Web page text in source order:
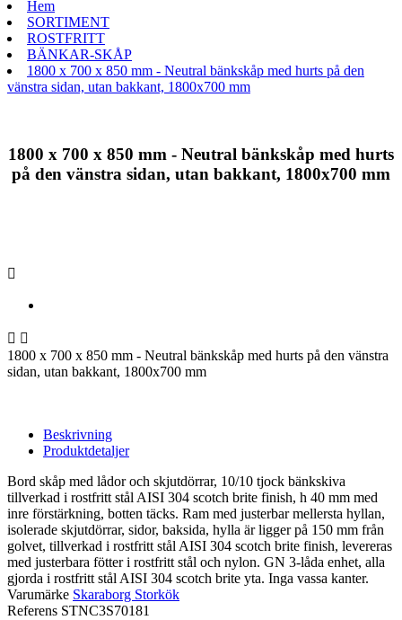
Hem
SORTIMENT
ROSTFRITT
BÄNKAR-SKÅP
1800 x 700 x 850 mm - Neutral bänkskåp med hurts på den
vänstra sidan, utan bakkant, 1800x700 mm
1800 x 700 x 850 mm - Neutral bänkskåp med hurts
på den vänstra sidan, utan bakkant, 1800x700 mm

 
1800 x 700 x 850 mm - Neutral bänkskåp med hurts på den vänstra
sidan, utan bakkant, 1800x700 mm
Beskrivning
Produktdetaljer
Bord skåp med lådor och skjutdörrar, 10/10 tjock bänkskiva
tillverkad i rostfritt stål AISI 304 scotch brite finish, h 40 mm med
inre förstärkning, botten täcks. Ram med justerbar mellersta hyllan,
isolerade skjutdörrar, sidor, baksida, hylla är ligger på 150 mm från
golvet, tillverkad i rostfritt stål AISI 304 scotch brite finish, levereras
med justerbara fötter i rostfritt stål och nylon. GN 3-låda enhet, alla
gjorda i rostfritt stål AISI 304 scotch brite yta. Inga vassa kanter.
Varumärke Skaraborg Storkök
Referens STNC3S70181